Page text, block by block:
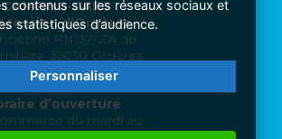
CAMPING-CARS
d’Orgères:
RN137, ZA de
35230 Orgères
Tél : 09 78 81 22 61
d’ouverture :
du mardi au
contenus sur les réseaux sociaux et
statistiques d’audience.
Personnaliser